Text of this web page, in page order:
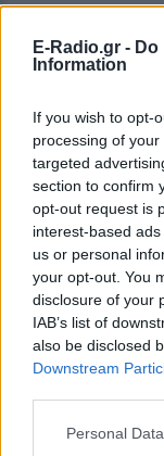
E-Radio.gr - Do
Information
If you wish to opt-
processing of
targeted
section to confirm
opt-out request is
interest-based
us or personal
your opt-out. You
disclosure of your
IAB’s list of
also be disclosed
Downstream
Personal